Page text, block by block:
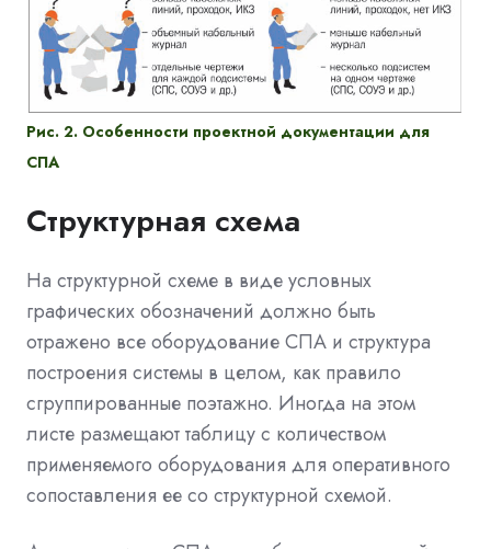
Рис. 2. Особенности проектной документации для
СПА
Структурная схема
На структурной схеме в виде условных
графических обозначений должно быть
отражено все оборудование СПА и структура
построения системы в целом, как правило
сгруппированные поэтажно. Иногда на этом
листе размещают таблицу с количеством
применяемого оборудования для оперативного
сопоставления ее со структурной схемой.